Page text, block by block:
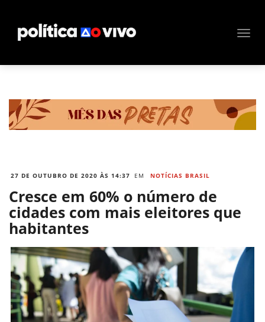
27 DE OUTUBRO DE 2020 ÀS 14:37 EM NOTÍCIAS BRASIL
Cresce em 60% o número de
cidades com mais eleitores que
habitantes